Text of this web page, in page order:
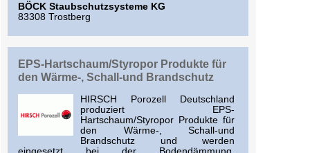
BÖCK Staubschutzsysteme KG
83308 Trostberg
EPS-Hartschaum/Styropor Produkte für
den Wärme-, Schall-und Brandschutz
HIRSCH Porozell Deutschland
produziert EPS-
Hartschaum/Styropor Produkte für
den Wärme-, Schall-und
Brandschutz und werden